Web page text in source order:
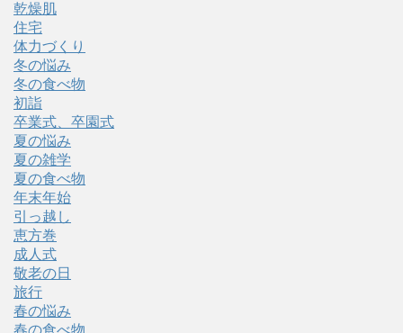
乾燥肌
住宅
体力づくり
冬の悩み
冬の食べ物
初詣
卒業式、卒園式
夏の悩み
夏の雑学
夏の食べ物
年末年始
引っ越し
恵方巻
成人式
敬老の日
旅行
春の悩み